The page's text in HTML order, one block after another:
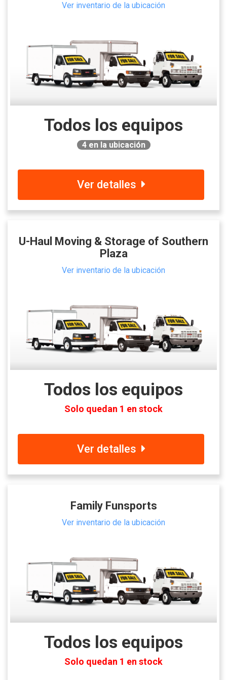
Ver inventario de la ubicación
Todos los equipos
4en la ubicación
Ver detalles
U-Haul Moving & Storage of Southern
Plaza
Ver inventario de la ubicación
Todos los equipos
Solo quedan 1 en stock
Ver detalles
Family Funsports
Ver inventario de la ubicación
Todos los equipos
Solo quedan 1 en stock